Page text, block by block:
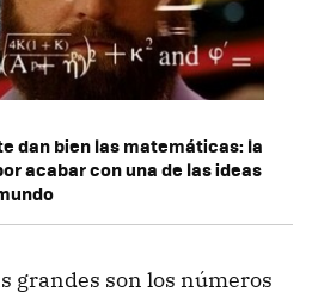
dan bien las matemáticas: la
acabar con una de las ideas
grandes son los números